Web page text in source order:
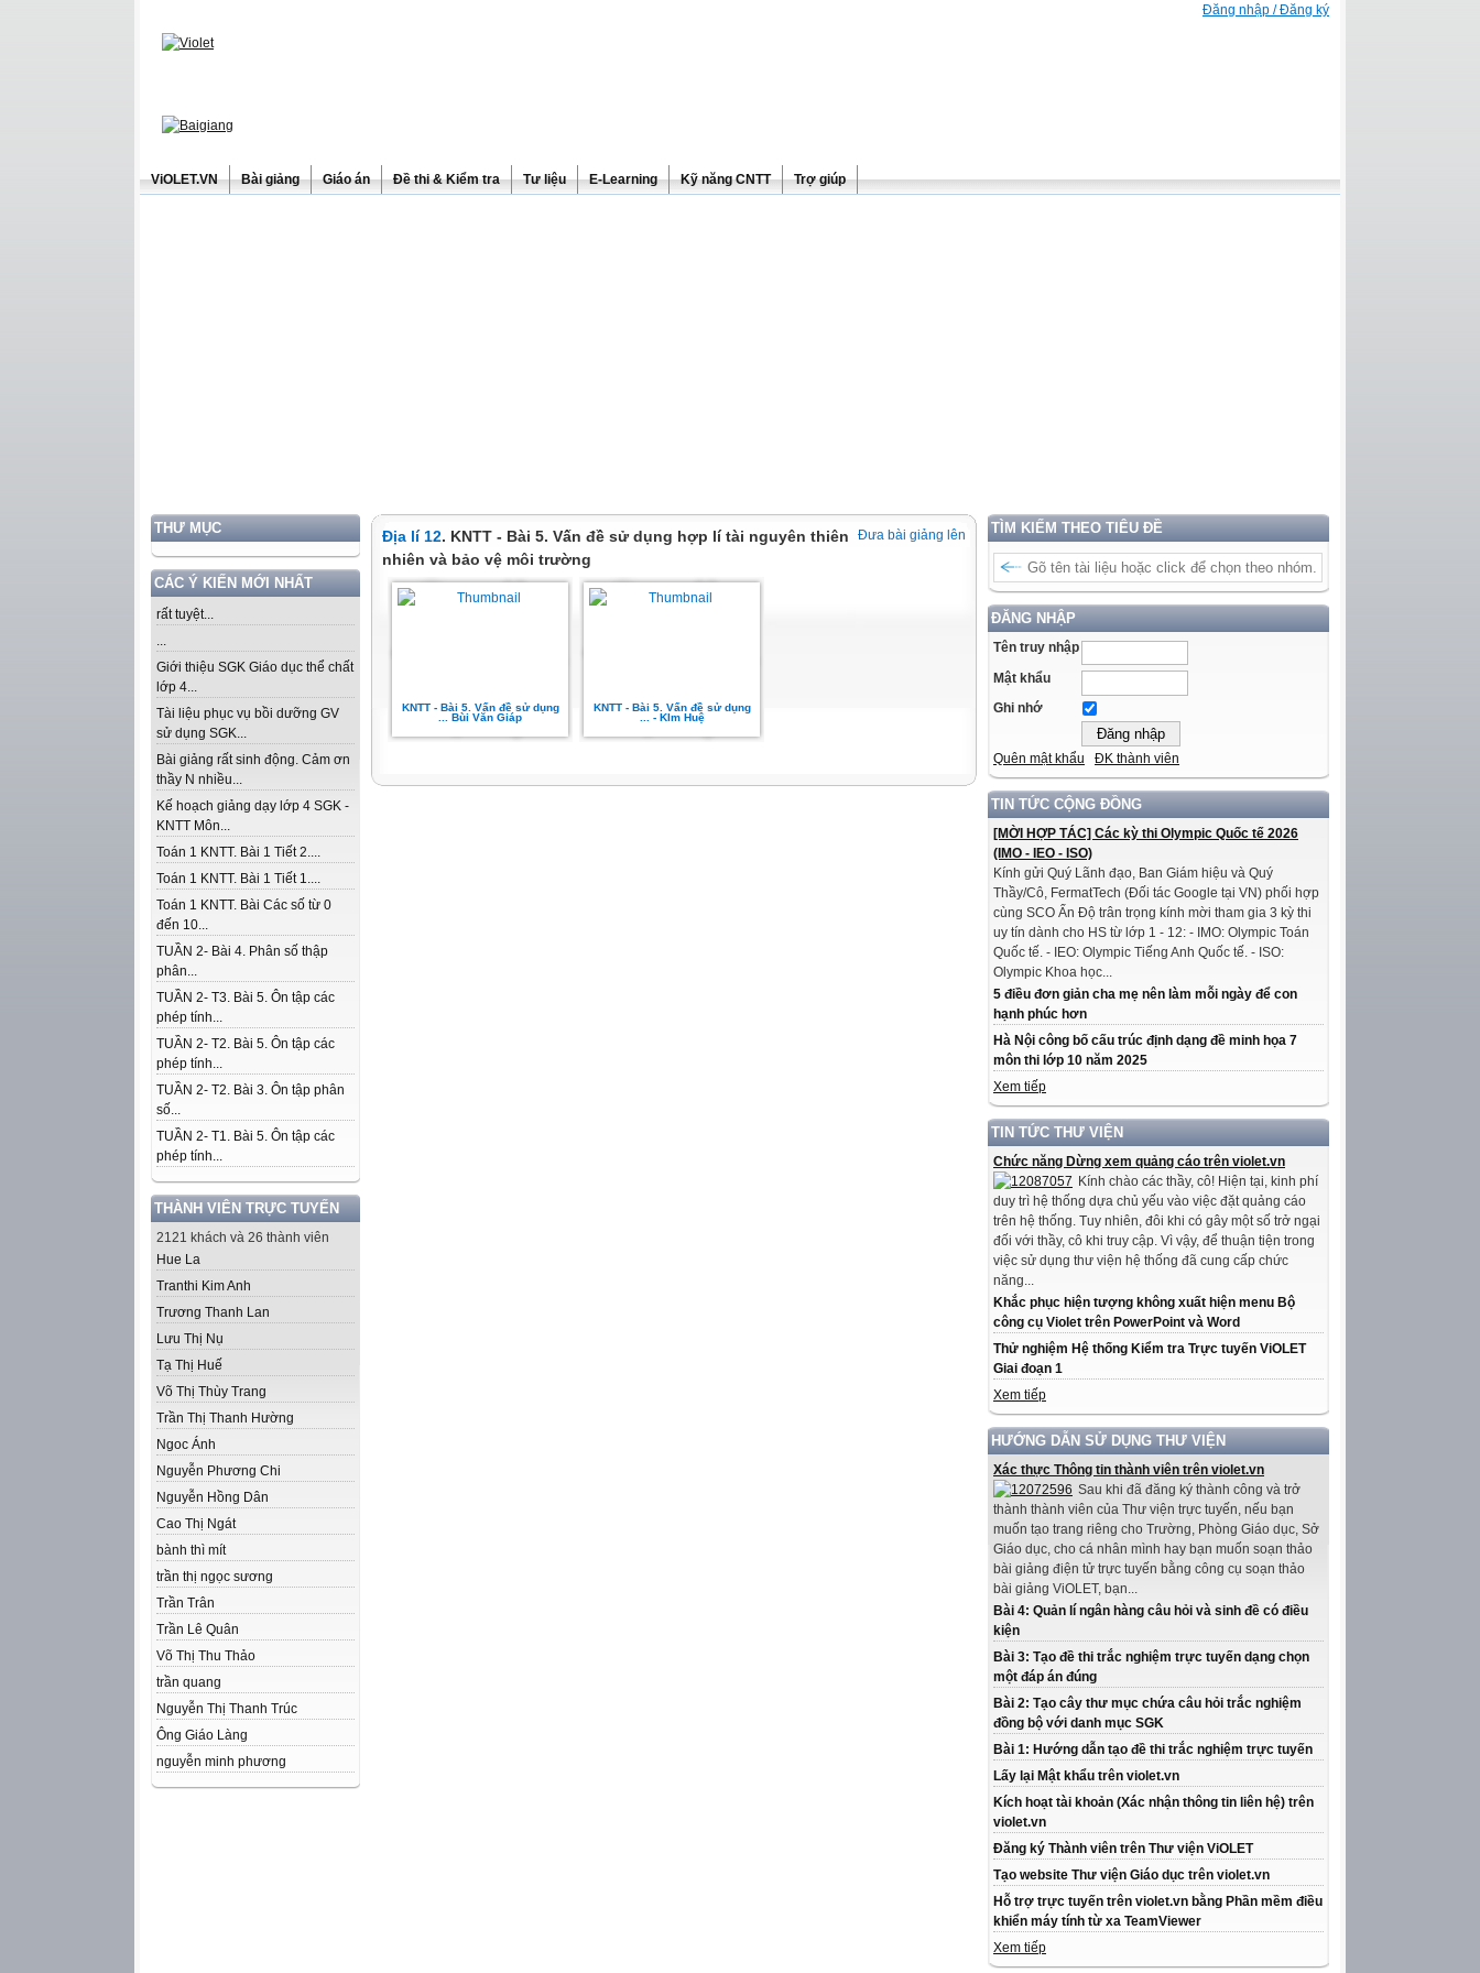
Đăng nhập / Đăng ký
ViOLET.VN Bài giảng Giáo án Đề thi & Kiểm tra Tư liệu E-Learning Kỹ năng CNTT Trợ giúp
THƯ MỤC
CÁC Ý KIẾN MỚI NHẤT
rất tuyệt...
...
Giới thiệu SGK Giáo dục thể chất
lớp 4...
Tài liệu phục vụ bồi dưỡng GV
sử dụng SGK...
Bài giảng rất sinh động. Cảm ơn
thầy N nhiều...
Kế hoạch giảng dạy lớp 4 SGK -
KNTT Môn...
Toán 1 KNTT. Bài 1 Tiết 2....
Toán 1 KNTT. Bài 1 Tiết 1....
Toán 1 KNTT. Bài Các số từ 0
đến 10...
TUẦN 2- Bài 4. Phân số thập
phân...
TUẦN 2- T3. Bài 5. Ôn tập các
phép tính...
TUẦN 2- T2. Bài 5. Ôn tập các
phép tính...
TUẦN 2- T2. Bài 3. Ôn tập phân
số...
TUẦN 2- T1. Bài 5. Ôn tập các
phép tính...
THÀNH VIÊN TRỰC TUYẾN
2121 khách và 26 thành viên
Hue La
Tranthi Kim Anh
Trương Thanh Lan
Lưu Thị Nụ
Tạ Thị Huế
Võ Thị Thùy Trang
Trần Thị Thanh Hường
Ngoc Ánh
Nguyễn Phương Chi
Nguyễn Hồng Dân
Cao Thị Ngát
bành thì mít
trần thị ngọc sương
Trần Trân
Trần Lê Quân
Võ Thị Thu Thảo
trần quang
Nguyễn Thị Thanh Trúc
Ông Giáo Làng
nguyễn minh phương
TÌM KIẾM THEO TIÊU ĐỀ
ĐĂNG NHẬP
Tên truy nhập
Mật khẩu
Ghi nhớ
Quên mật khẩu ĐK thành viên
TIN TỨC CỘNG ĐỒNG
[MỜI HỢP TÁC] Các kỳ thi Olympic Quốc tế 2026
(IMO - IEO - ISO)
Kính gửi Quý Lãnh đạo, Ban Giám hiệu và Quý
Thầy/Cô, FermatTech (Đối tác Google tại VN) phối hợp
cùng SCO Ấn Độ trân trọng kính mời tham gia 3 kỳ thi
uy tín dành cho HS từ lớp 1 - 12: - IMO: Olympic Toán
Quốc tế. - IEO: Olympic Tiếng Anh Quốc tế. - ISO:
Olympic Khoa học...
5 điều đơn giản cha mẹ nên làm mỗi ngày để con
hạnh phúc hơn
Hà Nội công bố cấu trúc định dạng đề minh họa 7
môn thi lớp 10 năm 2025
Xem tiếp
TIN TỨC THƯ VIỆN
Chức năng Dừng xem quảng cáo trên violet.vn
Kính chào các thầy, cô! Hiện tại, kinh phí
duy trì hệ thống dựa chủ yếu vào việc đặt quảng cáo
trên hệ thống. Tuy nhiên, đôi khi có gây một số trở ngại
đối với thầy, cô khi truy cập. Vì vậy, để thuận tiện trong
việc sử dụng thư viện hệ thống đã cung cấp chức
năng...
Khắc phục hiện tượng không xuất hiện menu Bộ
công cụ Violet trên PowerPoint và Word
Thử nghiệm Hệ thống Kiểm tra Trực tuyến ViOLET
Giai đoạn 1
Xem tiếp
HƯỚNG DẪN SỬ DỤNG THƯ VIỆN
Xác thực Thông tin thành viên trên violet.vn
Sau khi đã đăng ký thành công và trở
thành thành viên của Thư viện trực tuyến, nếu bạn
muốn tạo trang riêng cho Trường, Phòng Giáo dục, Sở
Giáo dục, cho cá nhân mình hay bạn muốn soạn thảo
bài giảng điện tử trực tuyến bằng công cụ soạn thảo
bài giảng ViOLET, bạn...
Bài 4: Quản lí ngân hàng câu hỏi và sinh đề có điều
kiện
Bài 3: Tạo đề thi trắc nghiệm trực tuyến dạng chọn
một đáp án đúng
Bài 2: Tạo cây thư mục chứa câu hỏi trắc nghiệm
đồng bộ với danh mục SGK
Bài 1: Hướng dẫn tạo đề thi trắc nghiệm trực tuyến
Lấy lại Mật khẩu trên violet.vn
Kích hoạt tài khoản (Xác nhận thông tin liên hệ) trên
violet.vn
Đăng ký Thành viên trên Thư viện ViOLET
Tạo website Thư viện Giáo dục trên violet.vn
Hỗ trợ trực tuyến trên violet.vn bằng Phần mềm điều
khiển máy tính từ xa TeamViewer
Xem tiếp
Đưa bài giảng lên
Địa lí 12. KNTT - Bài 5. Vấn đề sử dụng hợp lí tài nguyên thiên
nhiên và bảo vệ môi trường
KNTT - Bài 5. Vấn đề sử dụng
... Bùi Văn Giáp
KNTT - Bài 5. Vấn đề sử dụng
... - KIm Huệ